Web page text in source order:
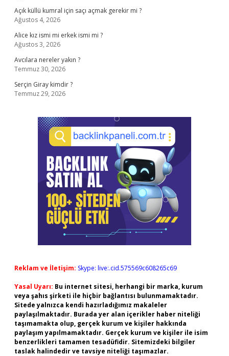
Açık küllü kumral için saçı açmak gerekir mi ?
Ağustos 4, 2026
Alice kız ismi mi erkek ismi mi ?
Ağustos 3, 2026
Avcılara nereler yakın ?
Temmuz 30, 2026
Serçin Giray kimdir ?
Temmuz 29, 2026
Reklam ve İletişim: Skype: live:.cid.575569c608265c69
Yasal Uyarı: Bu internet sitesi, herhangi bir marka, kurum
veya şahıs şirketi ile hiçbir bağlantısı bulunmamaktadır.
Sitede yalnızca kendi hazırladığımız makaleler
paylaşılmaktadır. Burada yer alan içerikler haber niteliği
taşımamakta olup, gerçek kurum ve kişiler hakkında
paylaşım yapılmamaktadır. Gerçek kurum ve kişiler ile isim
benzerlikleri tamamen tesadüfidir. Sitemizdeki bilgiler
taslak halindedir ve tavsiye niteliği taşımazlar.